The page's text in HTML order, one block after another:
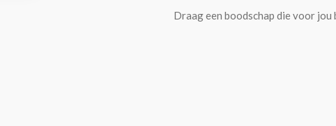
Draag een boodschap die voor